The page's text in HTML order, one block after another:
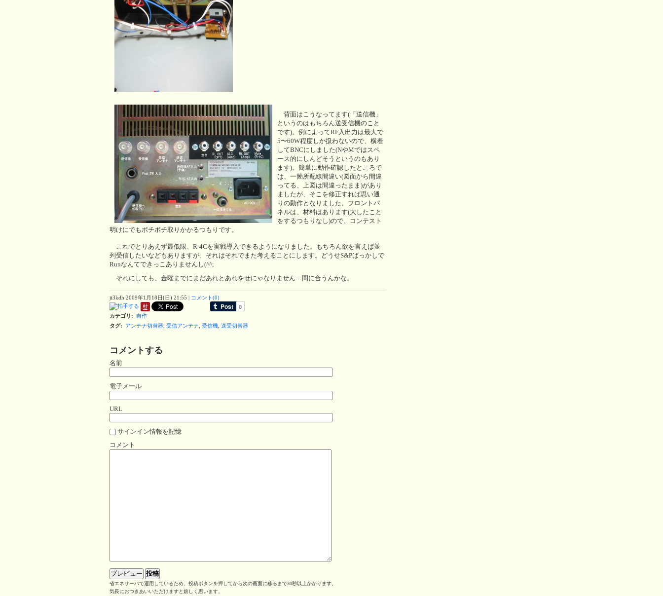
背面はこうなってます(「送信機」
というのはもちろん送受信機のこと
です)。例によってRF入出力は最大で
5〜60W程度しか扱わないので、横着
してBNCにしました(NやMではスペ
ース的にしんどそうというのもあり
ます)。簡単に動作確認したところで
は、一箇所配線間違い(図面から間違
ってる、上図は間違ったまま)があり
ましたが、そこを修正すれば思い通
りの動作となりました。フロントパ
ネルは、材料はあります(大したこと
をするつもりなし)ので、コンテスト
明けにでもボチボチ取りかかるつもりです。
これでとりあえず最低限、R-4Cを実戦導入できるようになりました。もちろん欲を言えば並
列受信したいなどもありますが、それはそれでまた考えることにします。どうせS&Pばっかしで
Runなんてできっこありませんし(^^;
それにしても、金曜までにまだあれとあれをせにゃなりません…間に合うんかな。
ji3kdh 2009年1月18日(日) 21:55 | コメント(0)
カテゴリ :
自作
タグ: アンテナ切替器, 受信アンテナ 受信機, 送受切替器
コメントする
名前
電子メール
URL
サインイン情報を記憶
コメント
省エネサーバで運用しているため、投稿ボタンを押してから次の画面に移るまで30秒以上かかります。
気長におつきあいいただけますと嬉しく思います。